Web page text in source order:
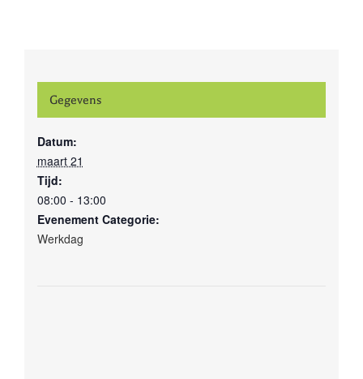
Gegevens
Datum:
maart 21
Tijd:
08:00 - 13:00
Evenement Categorie:
Werkdag